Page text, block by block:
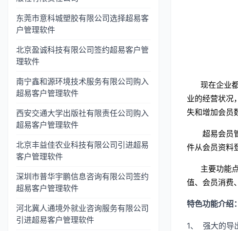
东莞市意科城塑胶有限公司选择超易客
户管理软件
北京盈诚科技有限公司签约超易客户管
理软件
南宁鑫和源环境技术服务有限公司购入
超易客户管理软件
西安交通大学出版社有限责任公司购入
超易客户管理软件
北京丰益佳农业科技有限公司引进超易
客户管理软件
深圳市普华宇鹏信息咨询有限公司签约
超易客户管理软件
河北冀人通境外就业咨询服务有限公司
引进超易客户管理软件
现在企业
业的经营状况
失和增加会员
超易会员
件从会员资料
主要功能
值、会员消费
特色功能介绍：
1、 强大的导